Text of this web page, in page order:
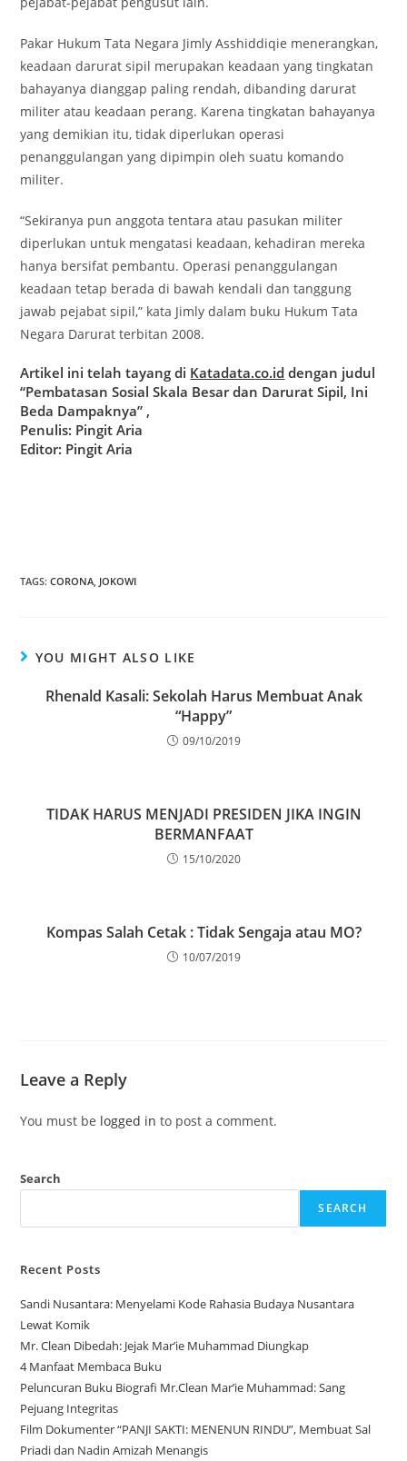
Pakar Hukum Tata Negara Jimly Asshiddiqie menerangkan,
keadaan darurat sipil merupakan keadaan yang tingkatan
bahayanya dianggap paling rendah, dibanding darurat
militer atau keadaan perang. Karena tingkatan bahayanya
yang demikian itu, tidak diperlukan operasi
penanggulangan yang dipimpin oleh suatu komando
militer.
“Sekiranya pun anggota tentara atau pasukan militer
diperlukan untuk mengatasi keadaan, kehadiran mereka
hanya bersifat pembantu. Operasi penanggulangan
keadaan tetap berada di bawah kendali dan tanggung
jawab pejabat sipil,” kata Jimly dalam buku Hukum Tata
Negara Darurat terbitan 2008.
Artikel ini telah tayang di Katadata.co.id dengan judul
“Pembatasan Sosial Skala Besar dan Darurat Sipil, Ini
Beda Dampaknya” ,
Penulis: Pingit Aria
Editor: Pingit Aria
TAGS:CORONA, JOKOWI
YOU MIGHT ALSO LIKE
Rhenald Kasali: Sekolah Harus Membuat Anak
“Happy”
09/10/2019
TIDAK HARUS MENJADI PRESIDEN JIKA INGIN
BERMANFAAT
15/10/2020
Kompas Salah Cetak : Tidak Sengaja atau MO?
10/07/2019
Leave a Reply
You must be logged in to post a comment.
Search
SEARCH
Recent Posts
Sandi Nusantara: Menyelami Kode Rahasia Budaya Nusantara
Lewat Komik
Mr. Clean Dibedah: Jejak Mar’ie Muhammad Diungkap
4 Manfaat Membaca Buku
Peluncuran Buku Biografi Mr.Clean Mar’ie Muhammad: Sang
Pejuang Integritas
Film Dokumenter “PANJI SAKTI: MENENUN RINDU”, Membuat Sal
Priadi dan Nadin Amizah Menangis